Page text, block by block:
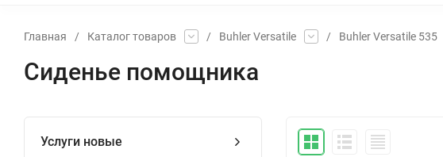
Главная / Каталог товаров / Buhler Versatile / Buhler Versatile 535
Сиденье помощника
Услуги новые